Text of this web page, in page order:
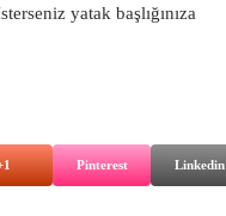
yatak başlığınıza
Pinterest Linkedin